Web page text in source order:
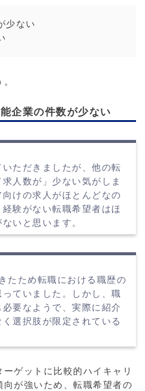
少ない
企業の件数が少ない
ただきましたが、他の転
人数が」少ない気がしま
けの求人がほとんどなの
験がない転職希望者はほ
いと思います。
たため転職における職歴の
ていました。しかし、職
要なようで、実際に紹介
選択肢が限定されている
ゲットに比較的ハイキャリ
が強いため、転職希望者の